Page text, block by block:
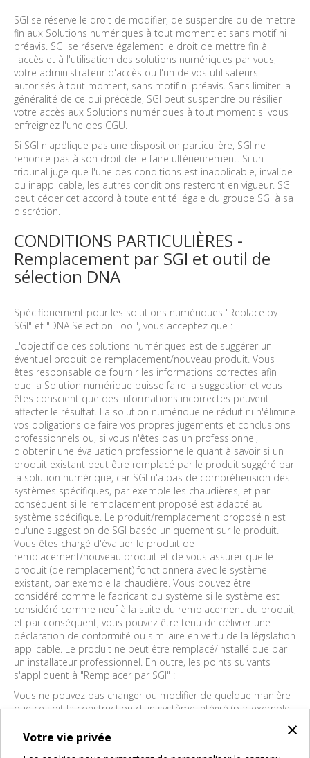
×
Votre vie privée
SGI se réserve le droit de modifier, de suspendre ou de mettre
fin aux Solutions numériques à tout moment et sans motif ni
préavis. SGI se réserve également le droit de mettre fin à
l'accès et à l'utilisation des solutions numériques par vous,
votre administrateur d'accès ou l'un de vos utilisateurs
autorisés à tout moment, sans motif ni préavis. Sans limiter la
généralité de ce qui précède, SGI peut suspendre ou résilier
votre accès aux Solutions numériques à tout moment si vous
enfreignez l'une des CGU.
Si SGI n'applique pas une disposition particulière, SGI ne
renonce pas à son droit de le faire ultérieurement. Si un
tribunal juge que l'une des conditions est inapplicable, invalide
ou inapplicable, les autres conditions resteront en vigueur. SGI
peut céder cet accord à toute entité légale du groupe SGI à sa
discrétion.
CONDITIONS PARTICULIÈRES -
Remplacement par SGI et outil de
sélection DNA
Spécifiquement pour les solutions numériques "Replace by
SGI" et "DNA Selection Tool", vous acceptez que :
L'objectif de ces solutions numériques est de suggérer un
éventuel produit de remplacement/nouveau produit. Vous
êtes responsable de fournir les informations correctes afin
que la Solution numérique puisse faire la suggestion et vous
êtes conscient que des informations incorrectes peuvent
affecter le résultat. La solution numérique ne réduit ni n'élimine
vos obligations de faire vos propres jugements et conclusions
professionnels ou, si vous n'êtes pas un professionnel,
d'obtenir une évaluation professionnelle quant à savoir si un
produit existant peut être remplacé par le produit suggéré par
la solution numérique, car SGI n'a pas de compréhension des
systèmes spécifiques, par exemple les chaudières, et par
conséquent si le remplacement proposé est adapté au
système spécifique. Le produit/remplacement proposé n'est
qu'une suggestion de SGI basée uniquement sur le produit.
Vous êtes chargé d'évaluer le produit de
remplacement/nouveau produit et de vous assurer que le
produit (de remplacement) fonctionnera avec le système
existant, par exemple la chaudière. Vous pouvez être
considéré comme le fabricant du système si le système est
considéré comme neuf à la suite du remplacement du produit,
et par conséquent, vous pouvez être tenu de délivrer une
déclaration de conformité ou similaire en vertu de la législation
applicable. Le produit ne peut être remplacé/installé que par
un installateur professionnel. En outre, les points suivants
s'appliquent à "Remplacer par SGI" :
Vous ne pouvez pas changer ou modifier de quelque manière
que ce soit la construction d'un système intégré (par exemple,
contient une pompe intégrée à remplacer) dans le cadre du
remplacement. Vous ne devez pas commencer ou devez vous